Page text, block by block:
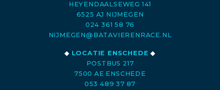
HEYENDAALSEWEG 141
6525 AJ NIJMEGEN
024 361 58 76
NIJMEGEN@BATAVIERENRACE.NL
◆ LOCATIE ENSCHEDE ◆
POSTBUS 217
7500 AE ENSCHEDE
053 489 37 87